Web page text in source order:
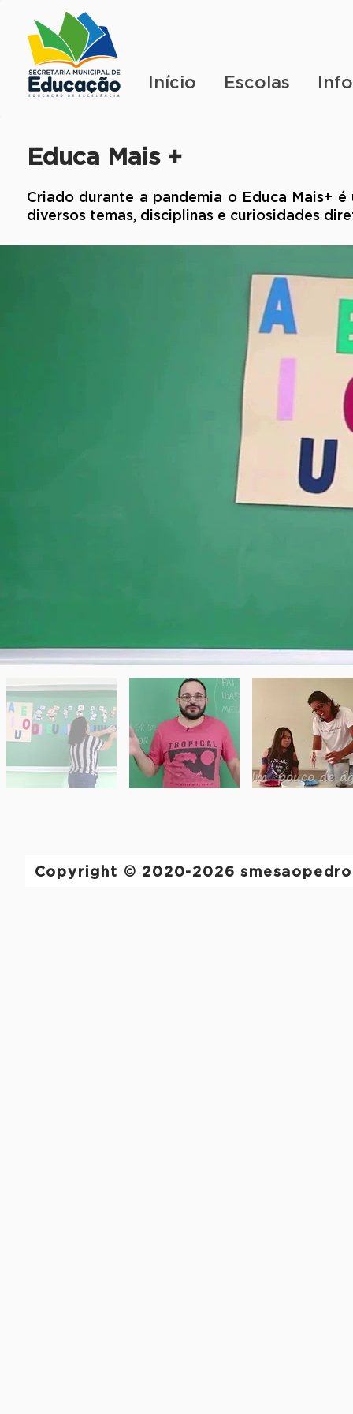
Início Escolas
Educa Mais +
Criado durante a pandemia o Educa Mais+
diversos temas, disciplinas e curiosidades
Copyright © 2020-2026